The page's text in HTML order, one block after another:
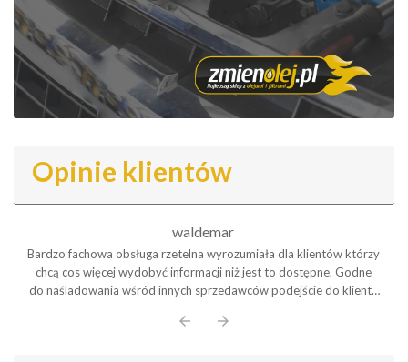
Opinie klientów
waldemar
Bardzo fachowa obsługa rzetelna wyrozumiała dla klientów którzy
chcą cos więcej wydobyć informacji niż jest to dostępne. Godne
do naśladowania wśród innych sprzedawców podejście do klienta
arrow_back arrow_forward